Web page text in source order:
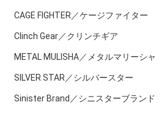
CAGE FIGHTER／ケージファイター
Clinch Gear／クリンチギア
METAL MULISHA／メタルマリーシャ
SILVER STAR／シルバースター
Sinister Brand／シニスターブランド